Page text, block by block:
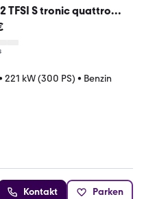
TFSI S tronic quattro
AHK DIGITAL
221 kW (300 PS) • Benzin
Kontakt Parken